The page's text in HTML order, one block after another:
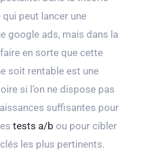
qui peut lancer une
google ads, mais dans la
en sorte que cette
soit rentable est une
si l’on ne dispose pas
suffisantes pour
tests a/b ou pour cibler
les plus pertinents.